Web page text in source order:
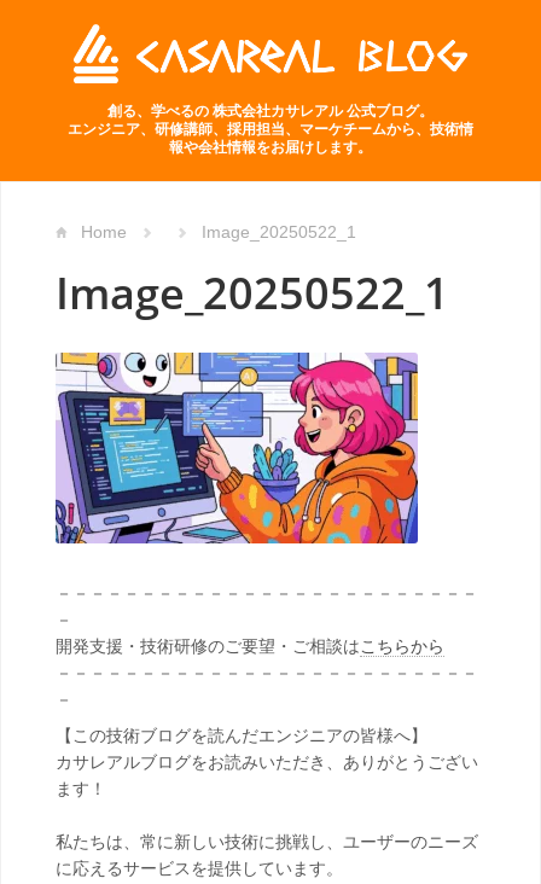
創る、学べるの 株式会社カサレアル 公式ブログ。
エンジニア、研修講師、採用担当、マーケチームから、技術情
報や会社情報をお届けします。
Home Image_20250522_1
Image_20250522_1
－－－－－－－－－－－－－－－－－－－－－－－－－
－
開発支援・技術研修のご要望・ご相談はこちらから
－－－－－－－－－－－－－－－－－－－－－－－－－
－
【この技術ブログを読んだエンジニアの皆様へ】
カサレアルブログをお読みいただき、ありがとうござい
ます！
私たちは、常に新しい技術に挑戦し、ユーザーのニーズ
に応えるサービスを提供しています。